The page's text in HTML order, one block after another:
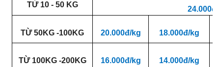
TỪ 10 - 50 KG
TỪ 50KG -100KG 20.000đ/kg 18.000đ/kg
TỪ 100KG -200KG 16.000đ/kg 14.000đ/kg